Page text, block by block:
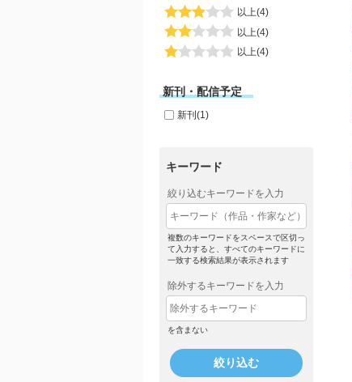
以上(4)
以上(4)
以上(4)
新刊・配信予定
新刊(1)
キーワード
絞り込むキーワードを入力
複数のキーワードをスペースで区切っ
て入力すると、すべてのキーワードに
一致する検索結果が表示されます
除外するキーワードを入力
を含まない
絞り込む